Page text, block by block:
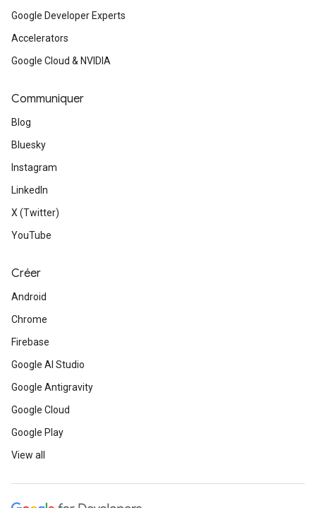
Google Developer Experts
Accelerators
Google Cloud & NVIDIA
Communiquer
Blog
Bluesky
Instagram
LinkedIn
X (Twitter)
YouTube
Créer
Android
Chrome
Firebase
Google AI Studio
Google Antigravity
Google Cloud
Google Play
View all